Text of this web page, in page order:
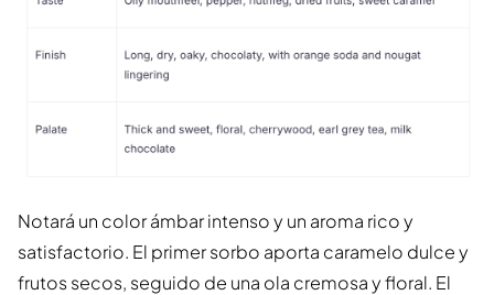
Notará un color ámbar intenso y un aroma rico y
satisfactorio. El primer sorbo aporta caramelo dulce y
frutos secos, seguido de una ola cremosa y floral. El